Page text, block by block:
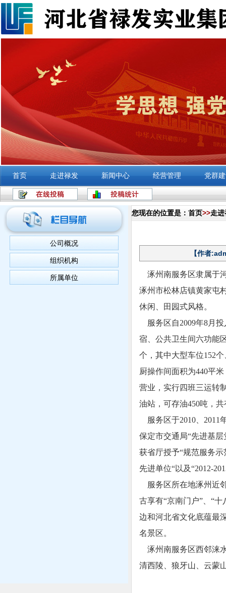
首页 走进禄发 新闻中心 经营管理 党群
公司概况
组织机构
所属单位
您现在的位置是： 首页>>走
【作者
涿州南服务区隶属于
涿州市松林店镇黄家屯
休闲、田园式风格。
服务区自2009年8月
宿、公共卫生间六功能
个，其中大型车位152
厨操作间面积为440平
营业，实行四班三运转
油站，可存油450吨，
服务区于2010、2011
保定市交通局“先进基
获省厅授予“规范服务
先进单位“以及“2012-
服务区所在地涿州近
古享有“京南门户”、“
边和河北省文化底蕴最
名景区。
涿州南服务区西邻涞
清西陵、狼牙山、云蒙